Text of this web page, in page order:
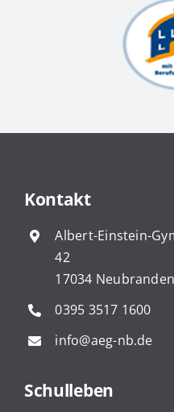
Kontakt
Albert-Einstein-
42
17034
0395 3517 1600
info@aeg-nb.de
Schulleben